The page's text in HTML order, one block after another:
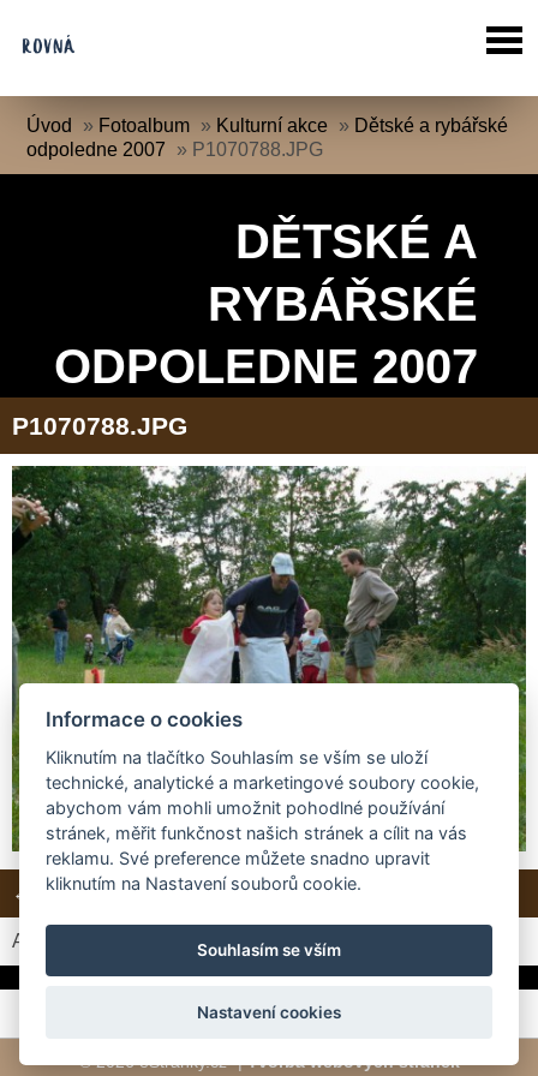
Úvod » Fotoalbum » Kulturní akce » Dětské a rybářské
odpoledne 2007
» P1070788.JPG
DĚTSKÉ A
RYBÁŘSKÉ
ODPOLEDNE 2007
P1070788.JPG
← Předchozí Další → Zpět do složky
Automatické procházení: 3 | 4| |
© 2026 eStránky.cz | Tvorba webových stránek
Informace o cookies
Kliknutím na tlačítko Souhlasím se vším se uloží
technické, analytické a marketingové soubory cookie,
abychom vám mohli umožnit pohodlné používání
stránek, měřit funkčnost našich stránek a cílit na vás
reklamu. Své preference můžete snadno upravit
kliknutím na Nastavení souborů cookie.
Souhlasím se vším
Nastavení cookies